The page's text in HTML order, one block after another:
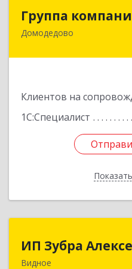
Группа
Домодедово
Клиентов на
1С:Специалист
Группа
142001,
ИП Зубра
Видное
ИП Зубра